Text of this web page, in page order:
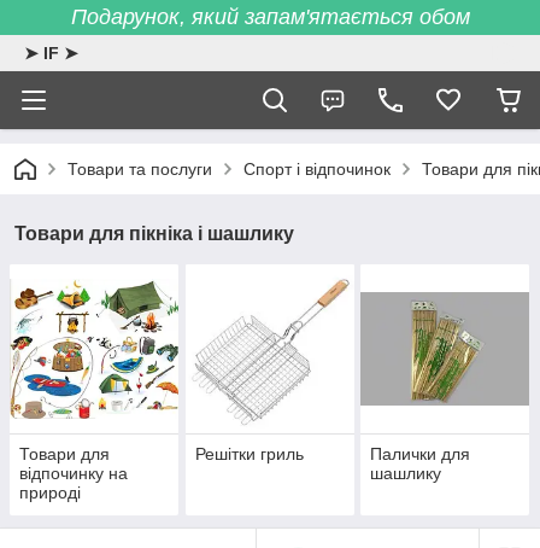
Подарунок, який запам'ятається обом
➤ IF ➤
Товари та послуги Спорт і відпочинок Товари для
Товари для пікніка і шашлику
Товари для
відпочинку на
природі
Решітки гриль
Палички для
шашлику